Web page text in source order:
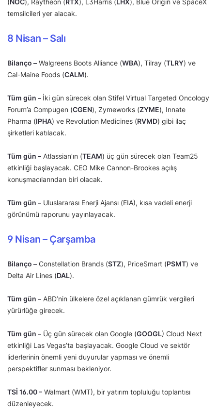
(NOC), Raytheon (RTX), L3Harris (LHX), Blue Origin ve SpaceX
temsilcileri yer alacak.
8 Nisan – Salı
Bilanço – Walgreens Boots Alliance (WBA), Tilray (TLRY) ve
Cal-Maine Foods (CALM).
Tüm gün – İki gün sürecek olan Stifel Virtual Targeted Oncology
Forum’a Compugen (CGEN), Zymeworks (ZYME), Innate
Pharma (IPHA) ve Revolution Medicines (RVMD) gibi ilaç
şirketleri katılacak.
Tüm gün – Atlassian’ın (TEAM) üç gün sürecek olan Team25
etkinliği başlayacak. CEO Mike Cannon-Brookes açılış
konuşmacılarından biri olacak.
Tüm gün – Uluslararası Enerji Ajansı (EIA), kısa vadeli enerji
görünümü raporunu yayınlayacak.
9 Nisan – Çarşamba
Bilanço – Constellation Brands (STZ), PriceSmart (PSMT) ve
Delta Air Lines (DAL).
Tüm gün – ABD’nin ülkelere özel açıklanan gümrük vergileri
yürürlüğe girecek.
Tüm gün – Üç gün sürecek olan Google (GOOGL) Cloud Next
etkinliği Las Vegas’ta başlayacak. Google Cloud ve sektör
liderlerinin önemli yeni duyurular yapması ve önemli
perspektifler sunması bekleniyor.
TSİ 16.00 – Walmart (WMT), bir yatırım topluluğu toplantısı
düzenleyecek.